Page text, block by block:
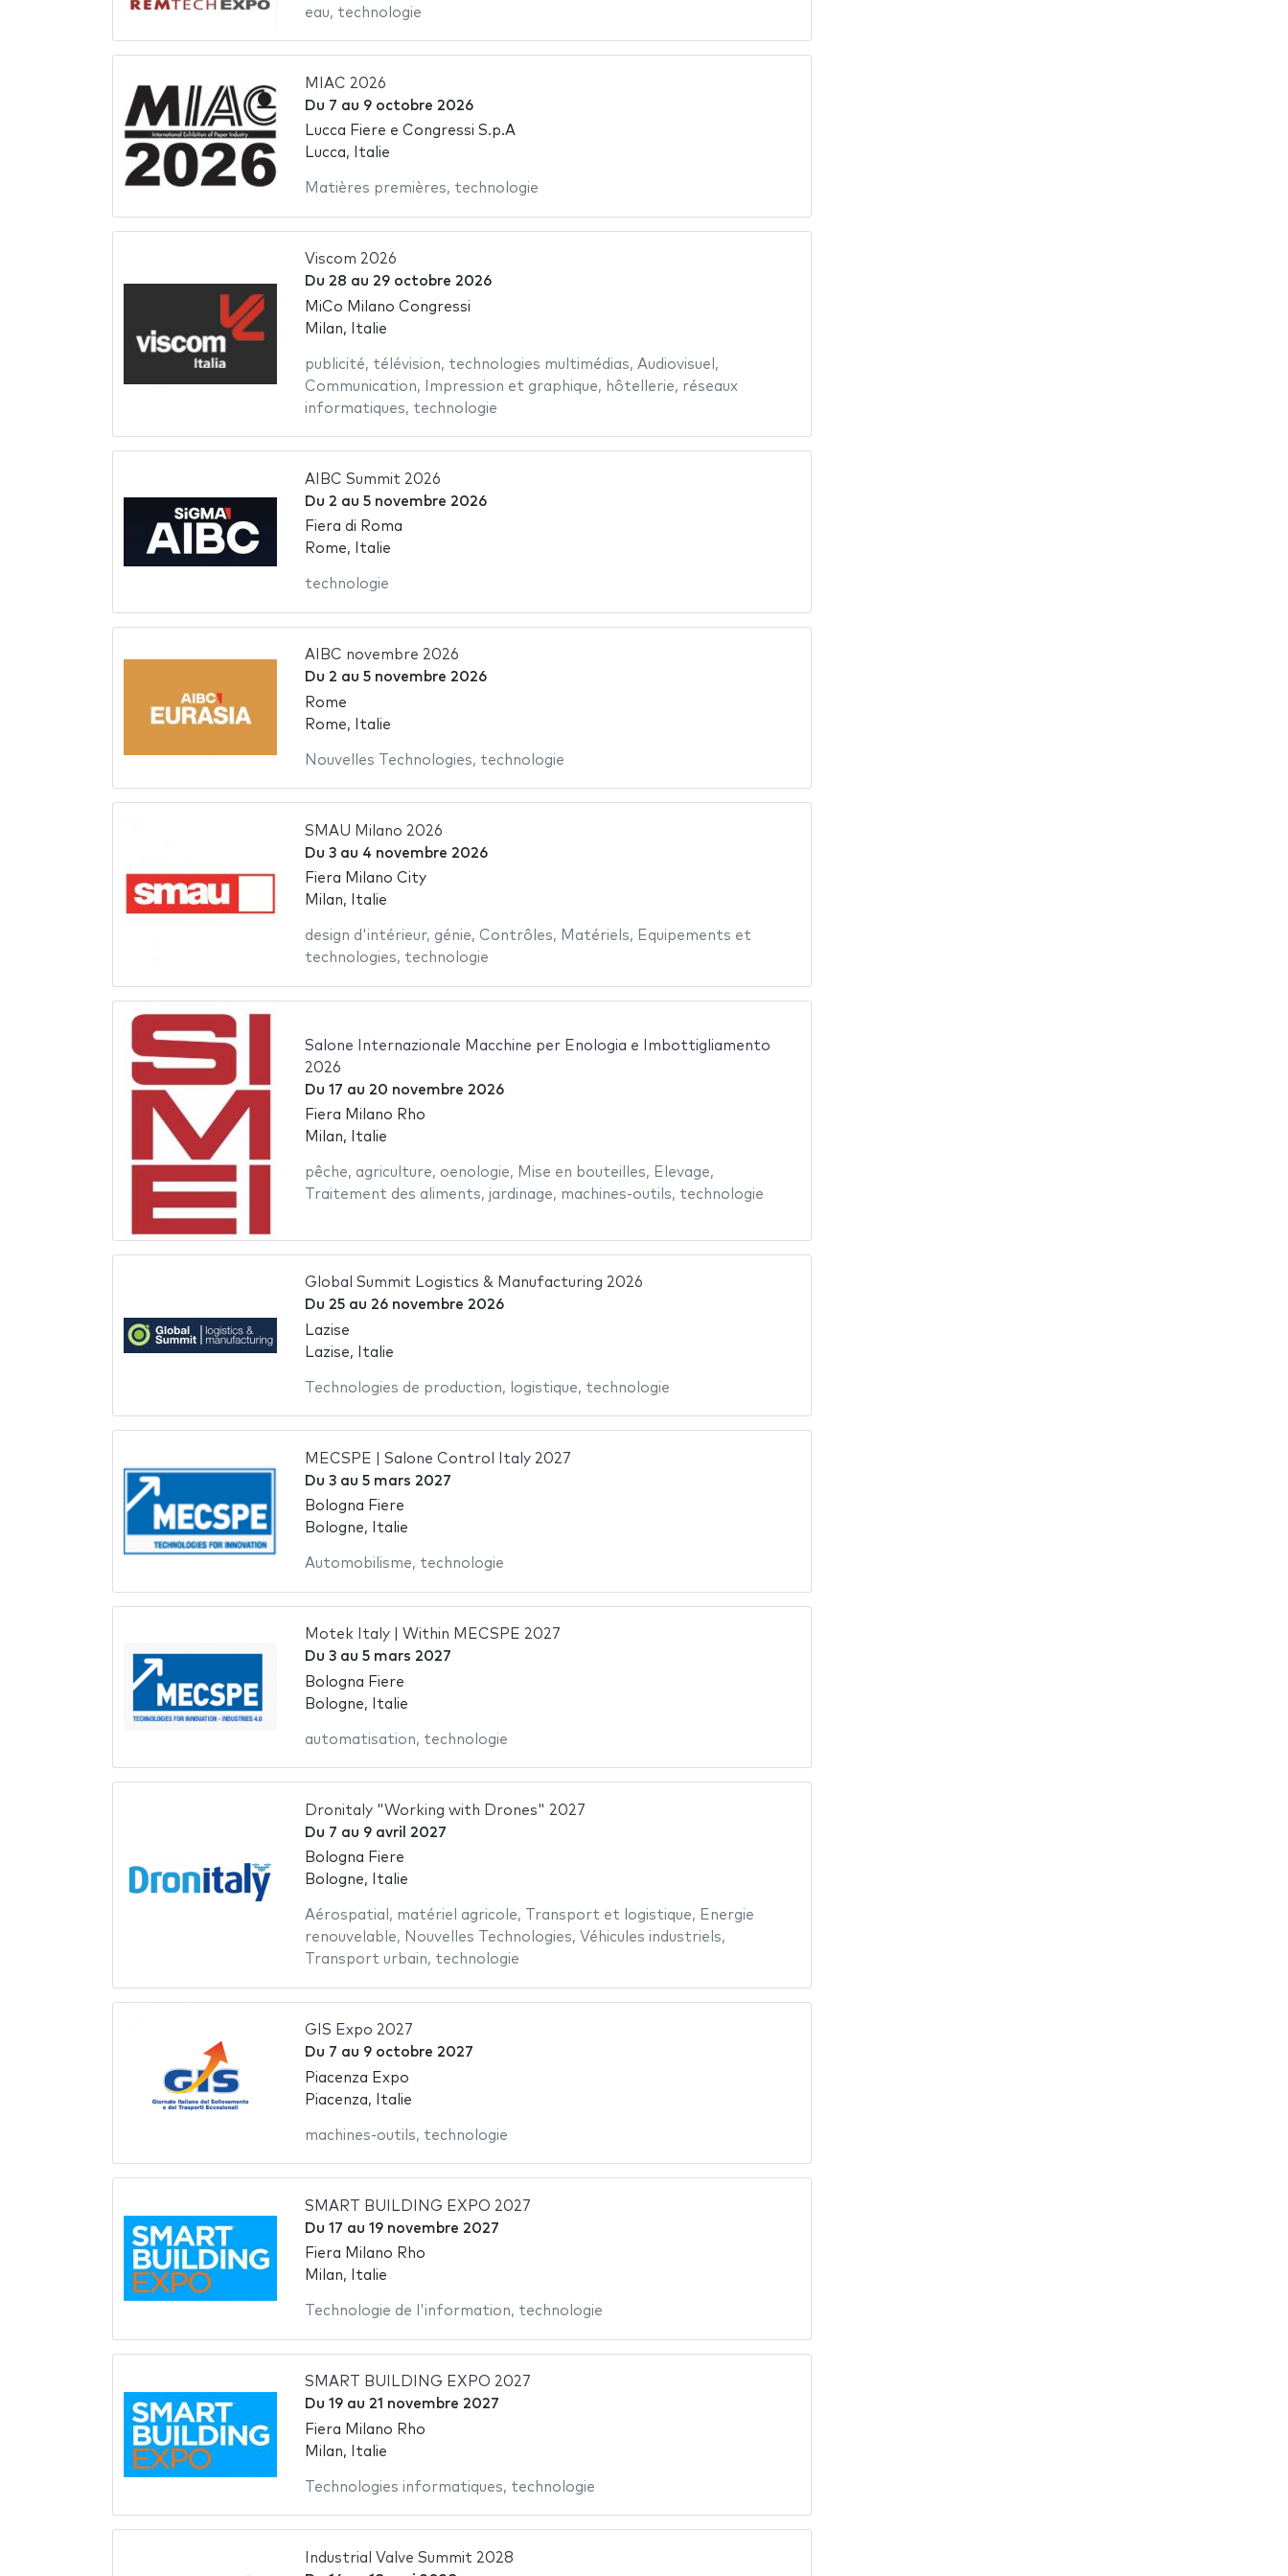
eau, technologie
MIAC 2026
Du 7 au 9 octobre 2026
Lucca Fiere e Congressi S.p.A
Lucca, Italie
Matières premières, technologie
Viscom 2026
Du 28 au 29 octobre 2026
MiCo Milano Congressi
Milan, Italie
publicité, télévision, technologies multimédias, Audiovisuel ,
Communication, Impression et graphique, hôtellerie, réseaux
informatiques, technologie
AIBC Summit 2026
Du 2 au 5 novembre 2026
Fiera di Roma
Rome, Italie
technologie
AIBC novembre 2026
Du 2 au 5 novembre 2026
Rome
Rome, Italie
Nouvelles Technologies, technologie
SMAU Milano 2026
Du 3au 4 novembre 2026
Fiera Milano City
Milan, Italie
design d'intérieur, génie, Contrôles, Matériels, Equipements et
technologies, technologie
Salone Internazionale Macchine per Enologia e Imbottigliamento
2026
Du 17 au 20 novembre 2026
Fiera Milano Rho
Milan, Italie
pêche, agriculture, oenologie, Mise en bouteilles, Elevage,
Traitement des aliments, jardinage, machines-outils, technologie
Global Summit Logistics & Manufacturing 2026
Du 25au 26 novembre 2026
Lazise
Lazise, Italie
Technologies de production, logistique, technologie
MECSPE | Salone Control Italy 2027
Du 3au 5 mars 2027
Bologna Fiere
Bologne, Italie
Automobilisme, technologie
Motek Italy | Within MECSPE 2027
Du 3au 5 mars 2027
Bologna Fiere
Bologne, Italie
automatisation, technologie
Dronitaly "Working with Drones" 2027
Du 7 au 9 avril 2027
Bologna Fiere
Bologne, Italie
Aérospatial , matériel agricole, Transport et logistique, Energie
renouvelable, Nouvelles Technologies, Véhicules industriels,
Transport urbain, technologie
GIS Expo 2027
Du 7 au 9 octobre 2027
Piacenza Expo
Piacenza, Italie
machines-outils, technologie
SMART BUILDING EXPO 2027
Du 17 au 19 novembre 2027
Fiera Milano Rho
Milan, Italie
Technologie de l'information, technologie
SMART BUILDING EXPO 2027
Du 19au 21 novembre 2027
Fiera Milano Rho
Milan, Italie
Technologies informatiques, technologie
Industrial Valve Summit 2028